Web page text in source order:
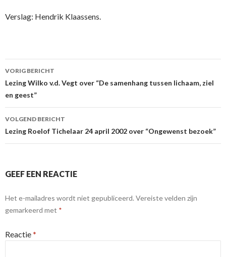
Verslag: Hendrik Klaassens.
Berichtnavigatie
VORIG BERICHT
Lezing Wilko v.d. Vegt over “De samenhang tussen lichaam, ziel
en geest”
VOLGEND BERICHT
Lezing Roelof Tichelaar 24 april 2002 over “Ongewenst bezoek”
GEEF EEN REACTIE
Het e-mailadres wordt niet gepubliceerd. Vereiste velden zijn
gemarkeerd met *
Reactie*